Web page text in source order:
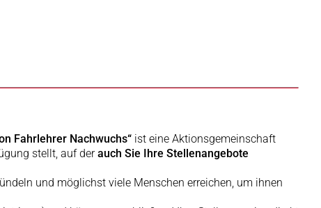
Fahrlehrer Nachwuchs“ ist eine Aktionsgemeinschaft
stellt, auf derauch Sie Ihre Stellenangebote
und möglichst viele Menschen erreichen, um ihnen